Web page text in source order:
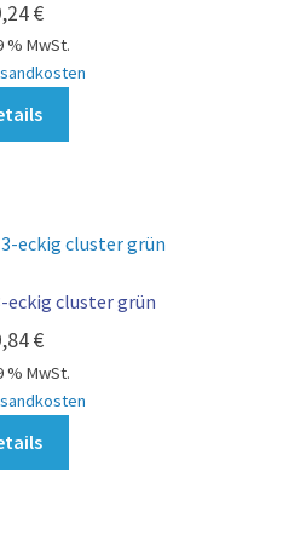
€
% MwSt.
eckig cluster grün
€
% MwSt.